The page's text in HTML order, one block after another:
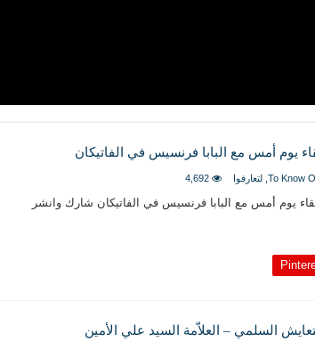
يوم أمس مع البابا فرنسيس في الفاتيكان
To Know
,لتعارفوا 4,692
لقاء يوم أمس مع البابا فرنسيس في الفاتيكان شارك وانشر
السلمي – العلاّمة السيد علي الأمين